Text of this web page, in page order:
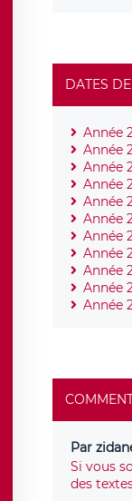
DATES
Année
Année
Année
Année
Année
Année
Année
Année
Année
Année
Année
Par
Si vous
des